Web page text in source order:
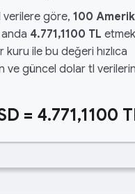
verilere göre, 100
4.771,1100 TL
kuru ile bu değeri hızlıca
ve güncel dolar tl
= 4.771,1100